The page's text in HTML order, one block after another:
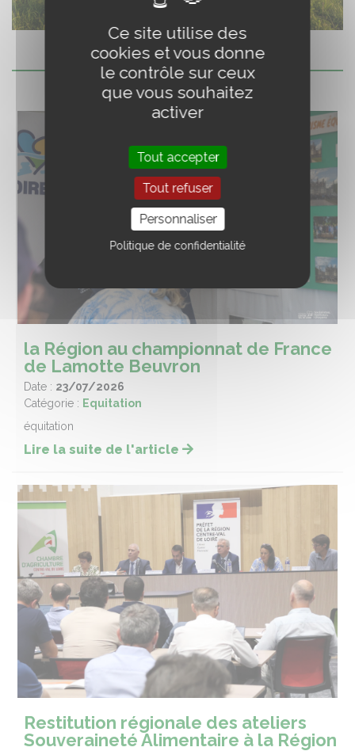
la Région au championnat de France
de Lamotte Beuvron
Date : 23/07/2026
Catégorie : Equitation
équitation
Lire la suite de l'article
Restitution régionale des ateliers
Souveraineté Alimentaire à la Région
Ce site utilise des
cookies et vous donne
le contrôle sur ceux
que vous souhaitez
activer
Tout accepter
Tout refuser
Personnaliser
Politique de confidentialité